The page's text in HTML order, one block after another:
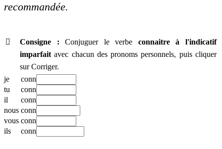
recommandée.
 Consigne :Conjuguer le verbe connaitre
à l'indicatif
imparfait avec chacun des pronoms personnels, puis cliquer
sur Corriger.
je
conn
tu
conn
il
conn
nous conn
vous conn
ils
conn